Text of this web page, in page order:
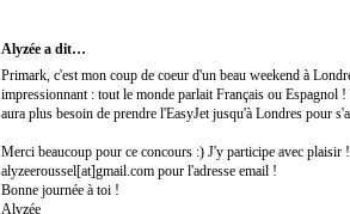
Alyzée a dit…
Primark, c'est mon coup de coeur d'un beau weekend à
impressionnant : tout le monde parlait Français ou
aura plus besoin de prendre l'EasyJet jusqu'à Londres pour
Merci beaucoup pour ce concours :) J'y participe avec
alyzeeroussel[at]gmail.com pour l'adresse email !
Bonne journée à toi !
Alyzée